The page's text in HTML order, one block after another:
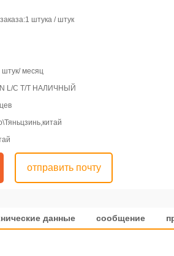
штука / штук
штук/ месяц
L/C T/T НАЛИЧНЫЙ
отправить почту
данные сообщение